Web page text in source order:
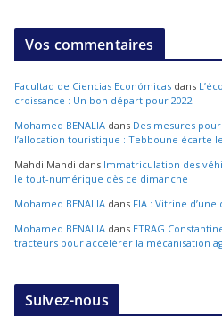
Vos commentaires
Facultad de Ciencias Económicas dans
croissance : Un bon départ pour 2022
Mohamed BENALIA dans Des mesures
l’allocation touristique : Tebboune écarte
Mahdi Mahdi dans Immatriculation des
le tout-numérique dès ce dimanche
Mohamed BENALIA dans FIA : Vitrine
Mohamed BENALIA dans ETRAG
tracteurs pour accélérer la mécanisation
Suivez-nous